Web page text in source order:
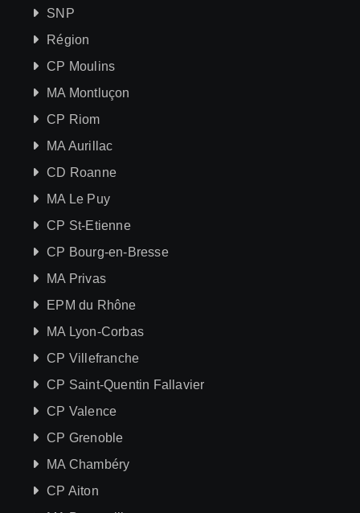
SNP
Région
CP Moulins
MA Montluçon
CP Riom
MA Aurillac
CD Roanne
MA Le Puy
CP St-Etienne
CP Bourg-en-Bresse
MA Privas
EPM du Rhône
MA Lyon-Corbas
CP Villefranche
CP Saint-Quentin Fallavier
CP Valence
CP Grenoble
MA Chambéry
CP Aiton